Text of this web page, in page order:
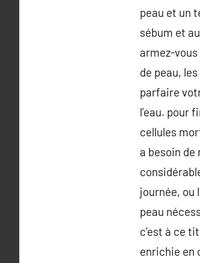
peau et un
sébum et
armez-
de peau,
parfaire
l’eau. pour
cellules
a besoin de
journée, ou
peau
c’est à ce
enrichie en